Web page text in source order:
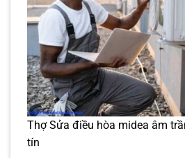
Thợ Sửa điều hòa midea âm
tín